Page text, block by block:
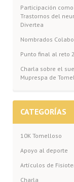
Participación
Trastornos del
Divertea
Nombrados
Punto final al reto
Charla sobre el
Muprespa de
CATEGORÍAS
10K Tomelloso
Apoyo al deporte
Artículos de
Charla